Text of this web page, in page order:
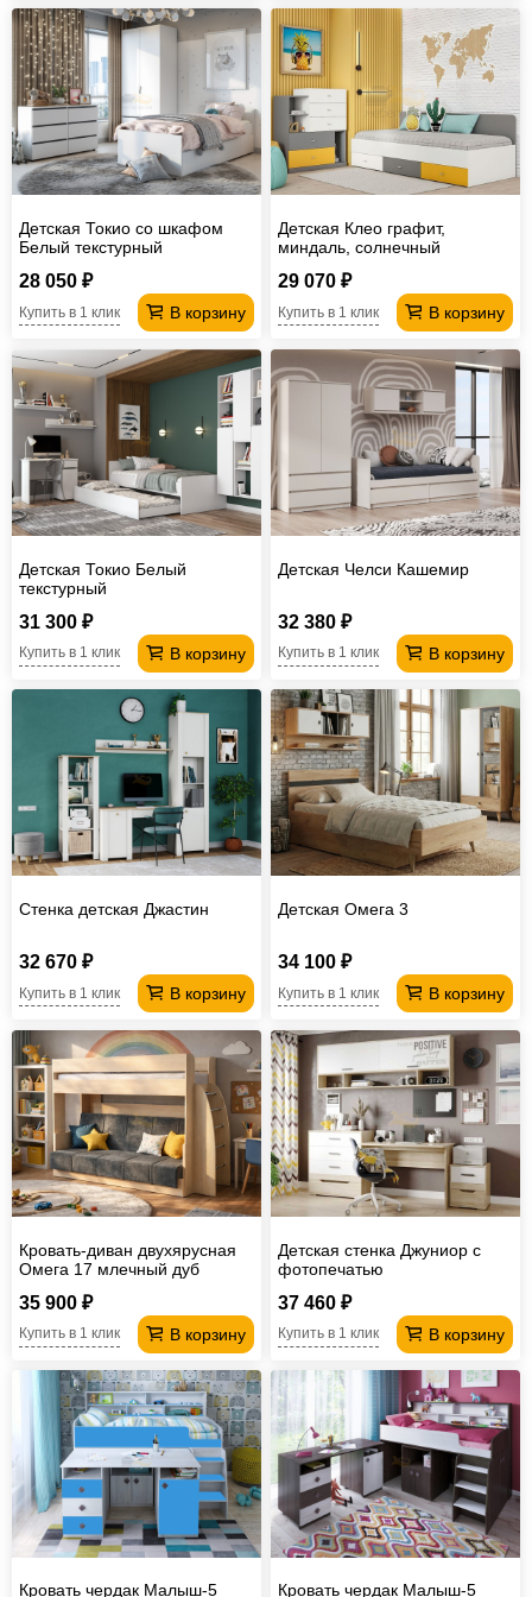
Детская Токио со шкафом
Белый текстурный
28 050 ₽
В корзину
Купить в 1 клик
Детская Клео графит,
миндаль, солнечный
29 070 ₽
В корзину
Купить в 1 клик
Детская Токио Белый
текстурный
31 300 ₽
В корзину
Купить в 1 клик
Детская Челси Кашемир
32 380 ₽
В корзину
Купить в 1 клик
Стенка детская Джастин
32 670 ₽
В корзину
Купить в 1 клик
Детская Омега 3
34 100 ₽
В корзину
Купить в 1 клик
Кровать-диван двухярусная
Омега 17 млечный дуб
35 900 ₽
В корзину
Купить в 1 клик
Детская стенка Джуниор с
фотопечатью
37 460 ₽
В корзину
Купить в 1 клик
Кровать чердак Малыш-5 Кровать чердак Малыш-5